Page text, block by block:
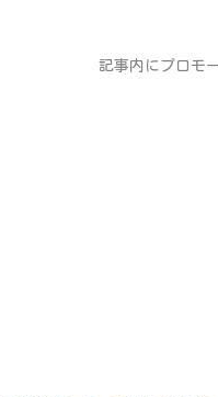
記事内にプロモ